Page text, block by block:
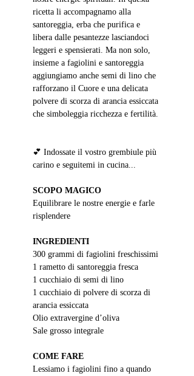
ricetta li accompagnamo alla
santoreggia, erba che purifica e
libera dalle pesantezze lasciandoci
leggeri e spensierati. Ma non solo,
insieme a fagiolini e santoreggia
aggiungiamo anche semi di lino che
rafforzano il Cuore e una delicata
polvere di scorza di arancia essiccata
che simboleggia ricchezza e fertilità.
💕 Indossate il vostro grembiule più
carino e seguitemi in cucina...
SCOPO MAGICO
Equilibrare le nostre energie e farle
risplendere
INGREDIENTI
300 grammi di fagiolini freschissimi
1 rametto di santoreggia fresca
1 cucchiaio di semi di lino
1 cucchiaio di polvere di scorza di
arancia essiccata
Olio extravergine d’oliva
Sale grosso integrale
COME FARE
Lessiamo i fagiolini fino a quando